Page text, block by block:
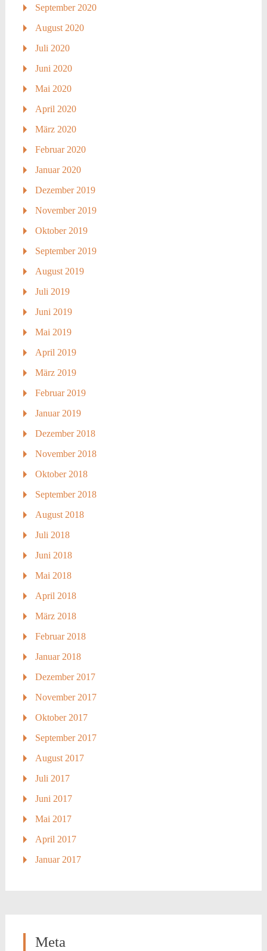
September 2020
August 2020
Juli 2020
Juni 2020
Mai 2020
April 2020
März 2020
Februar 2020
Januar 2020
Dezember 2019
November 2019
Oktober 2019
September 2019
August 2019
Juli 2019
Juni 2019
Mai 2019
April 2019
März 2019
Februar 2019
Januar 2019
Dezember 2018
November 2018
Oktober 2018
September 2018
August 2018
Juli 2018
Juni 2018
Mai 2018
April 2018
März 2018
Februar 2018
Januar 2018
Dezember 2017
November 2017
Oktober 2017
September 2017
August 2017
Juli 2017
Juni 2017
Mai 2017
April 2017
Januar 2017
Meta